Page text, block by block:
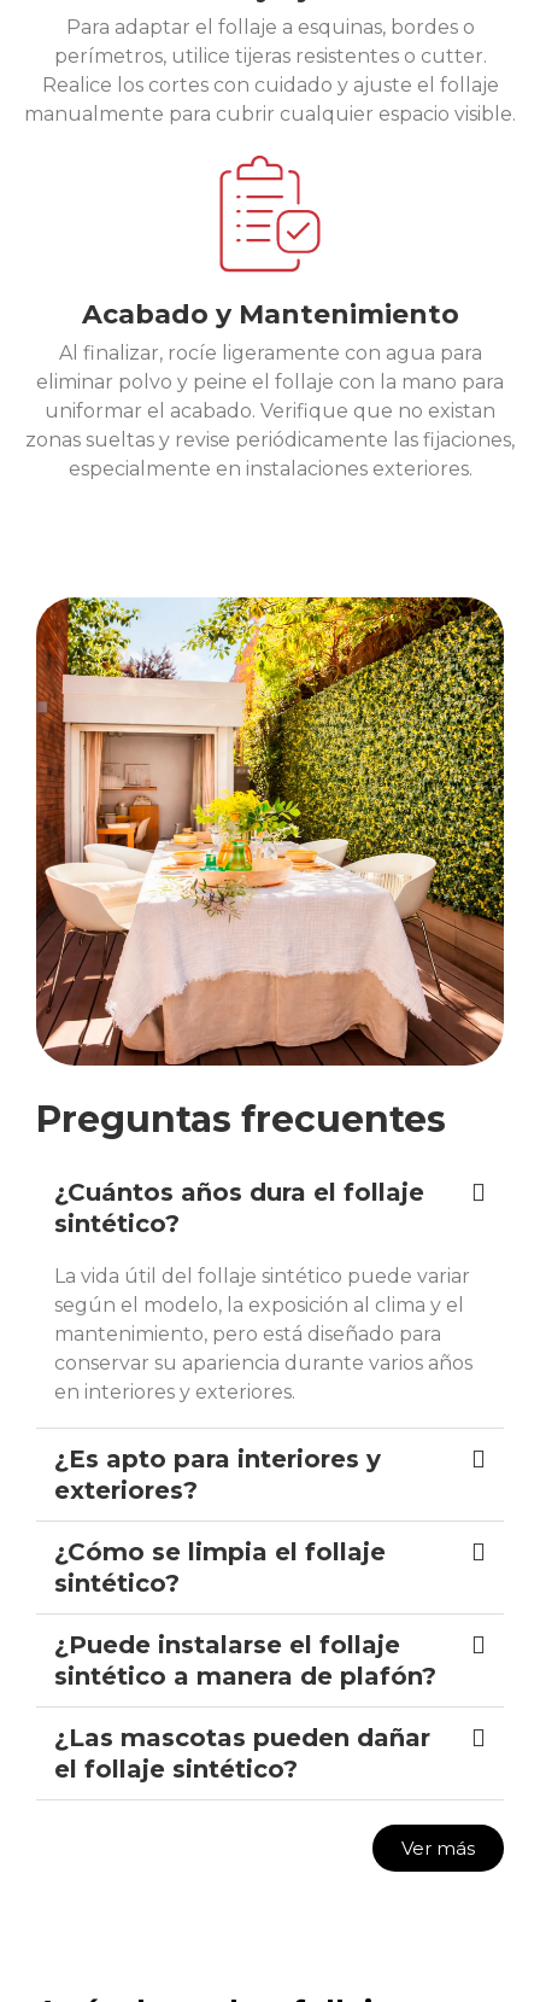
Para adaptar el follaje a esquinas, bordes o
perímetros, utilice tijeras resistentes o cutter.
Realice los cortes con cuidado y ajuste el follaje
manualmente para cubrir cualquier espacio visible.
Acabado y Mantenimiento
Al finalizar, rocíe ligeramente con agua para
eliminar polvo y peine el follaje con la mano para
uniformar el acabado. Verifique que no existan
zonas sueltas y revise periódicamente las fijaciones,
especialmente en instalaciones exteriores.
Preguntas frecuentes
¿Cuántos años dura el follaje
sintético?
La vida útil del follaje sintético puede variar
según el modelo, la exposición al clima y el
mantenimiento, pero está diseñado para
conservar su apariencia durante varios años
en interiores y exteriores.
¿Es apto para interiores y
exteriores?
¿Cómo se limpia el follaje
sintético?
¿Puede instalarse el follaje
sintético a manera de plafón?
¿Las mascotas pueden dañar
el follaje sintético?
Ver más